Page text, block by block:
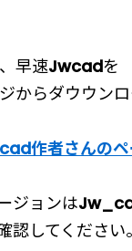
早速Jwcadを
からダウウン
作者さんのペ
ジョンは
認してください。